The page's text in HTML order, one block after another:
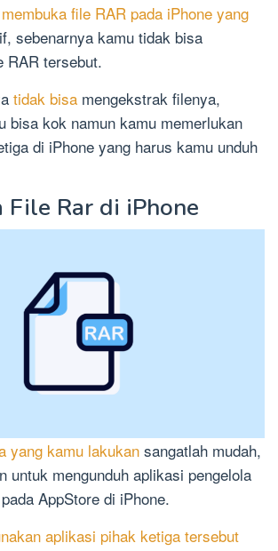
membuka file RAR pada iPhone yang
sebenarnya kamu tidak bisa
RAR tersebut.
tidak bisa mengekstrak filenya,
bisa kok namun kamu memerlukan
di iPhone yang harus kamu unduh
File Rar di iPhone
yang kamu lakukan sangatlah mudah,
untuk mengunduh aplikasi pengelola
AppStore di iPhone.
aplikasi pihak ketiga tersebut